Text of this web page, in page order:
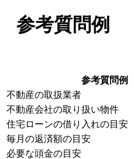
参考質問例
参考質問例
不動産の取扱業者
不動産会社の取り扱い物件
住宅ローンの借り入れの目安
毎月の返済額の目安
必要な頭金の目安